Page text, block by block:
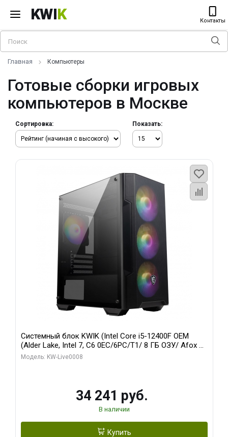
KWIK Контакты
Главная Компьютеры
Готовые сборки игровых
компьютеров в Москве
Сортировка: Показать:
Системный блок KWIK (Intel Core i5-12400F OEM
(Alder Lake, Intel 7, C6 0EC/6PC/T1/ 8 ГБ ОЗУ/ Afox R5
220 1GB DDR3 64bit VGA DVI HDMI 1FAN LP RTL / 128
Модель: KW-Live0008
34 241 руб.
В наличии
Купить